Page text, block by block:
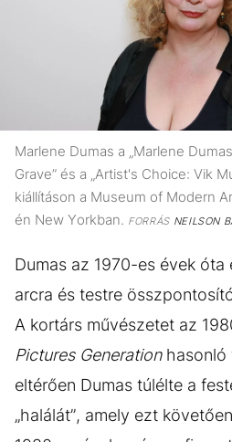
Marlene Dumas a „Marlene
Grave” és a „Artist's Choice: Vik
kiállításon a Museum of Modern
én New Yorkban. FORRÁSNEILSON
Dumas az 1970-es évek óta
arcra és testre
A kortárs művészetet az
Pictures Generationhasonló
eltérően Dumas túlélte a
„halálát”, amely ezt